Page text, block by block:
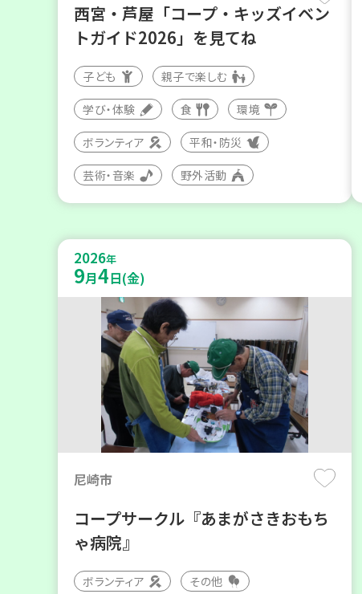
西宮・芦屋「コープ・キッズイベン
トガイド2026」を見てね
子ども 親子で楽しむ
学び・体験 食 環境
ボランティア 平和・防災
芸術・音楽 野外活動
2026年
9月4日(金)
尼崎市
コープサークル『あまがさきおもち
ゃ病院』
ボランティア その他